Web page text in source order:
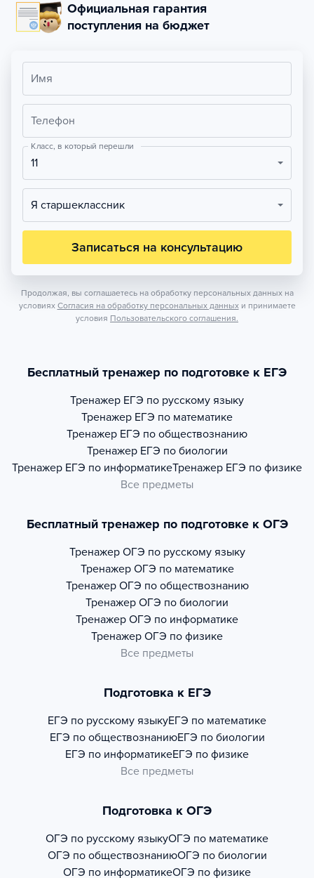
Официальная гарантия
поступления на бюджет
Имя
Телефон
Класс, в который перешли
11
Я старшеклассник
Записаться на консультацию
Продолжая, вы соглашаетесь на обработку персональных данных на
условиях Согласия на обработку персональных данных и принимаете
условия Пользовательского соглашения.
Бесплатный тренажер по подготовке к ЕГЭ
Тренажер ЕГЭ по русскому языку
Тренажер ЕГЭ по математике
Тренажер ЕГЭ по обществознанию
Тренажер ЕГЭ по биологии
Тренажер ЕГЭ по информатикеТренажер ЕГЭ по физике
Все предметы
Бесплатный тренажер по подготовке к ОГЭ
Тренажер ОГЭ по русскому языку
Тренажер ОГЭ по математике
Тренажер ОГЭ по обществознанию
Тренажер ОГЭ по биологии
Тренажер ОГЭ по информатике
Тренажер ОГЭ по физике
Все предметы
Подготовка к ЕГЭ
ЕГЭ по русскому языкуЕГЭ по математике
ЕГЭ по обществознаниюЕГЭ по биологии
ЕГЭ по информатикеЕГЭ по физике
Все предметы
Подготовка к ОГЭ
ОГЭ по русскому языкуОГЭ по математике
ОГЭ по обществознаниюОГЭ по биологии
ОГЭ по информатикеОГЭ по физике